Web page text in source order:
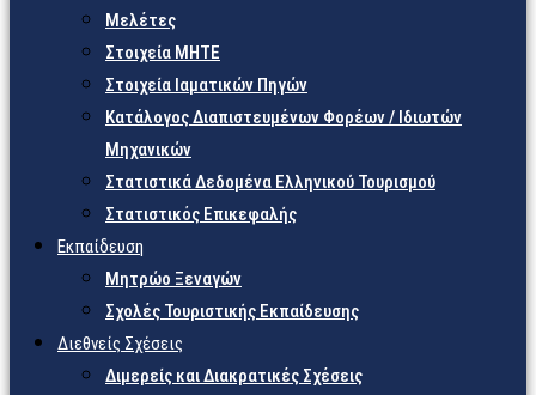
Μελέτες
Στοιχεία ΜΗΤΕ
Στοιχεία Ιαματικών Πηγών
Κατάλογος Διαπιστευμένων Φορέων / Ιδιωτών
Μηχανικών
Στατιστικά Δεδομένα Ελληνικού Τουρισμού
Στατιστικός Επικεφαλής
Εκπαίδευση
Μητρώο Ξεναγών
Σχολές Τουριστικής Εκπαίδευσης
Διεθνείς Σχέσεις
Διμερείς και Διακρατικές Σχέσεις